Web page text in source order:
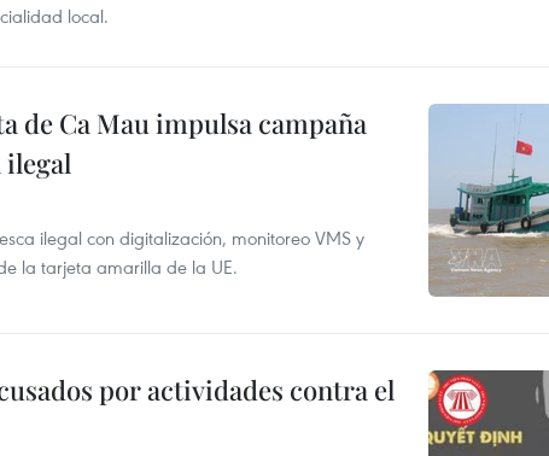
local.
de Ca Mau impulsa campaña
ilegal
ilegal con digitalización, monitoreo VMS y
la tarjeta amarilla de la UE.
por actividades contra el